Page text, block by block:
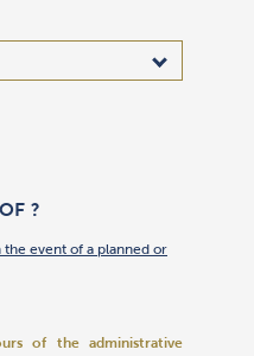
?
the event of a planned or
of the administrative